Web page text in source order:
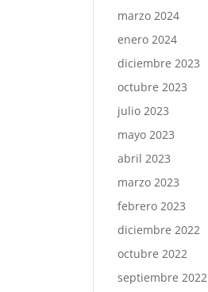
marzo 2024
enero 2024
diciembre 2023
octubre 2023
julio 2023
mayo 2023
abril 2023
marzo 2023
febrero 2023
diciembre 2022
octubre 2022
septiembre 2022